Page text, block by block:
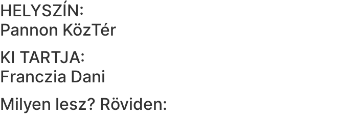
HELYSZÍN:
Pannon KözTér
KI TARTJA:
Franczia Dani
Milyen lesz? Röviden: